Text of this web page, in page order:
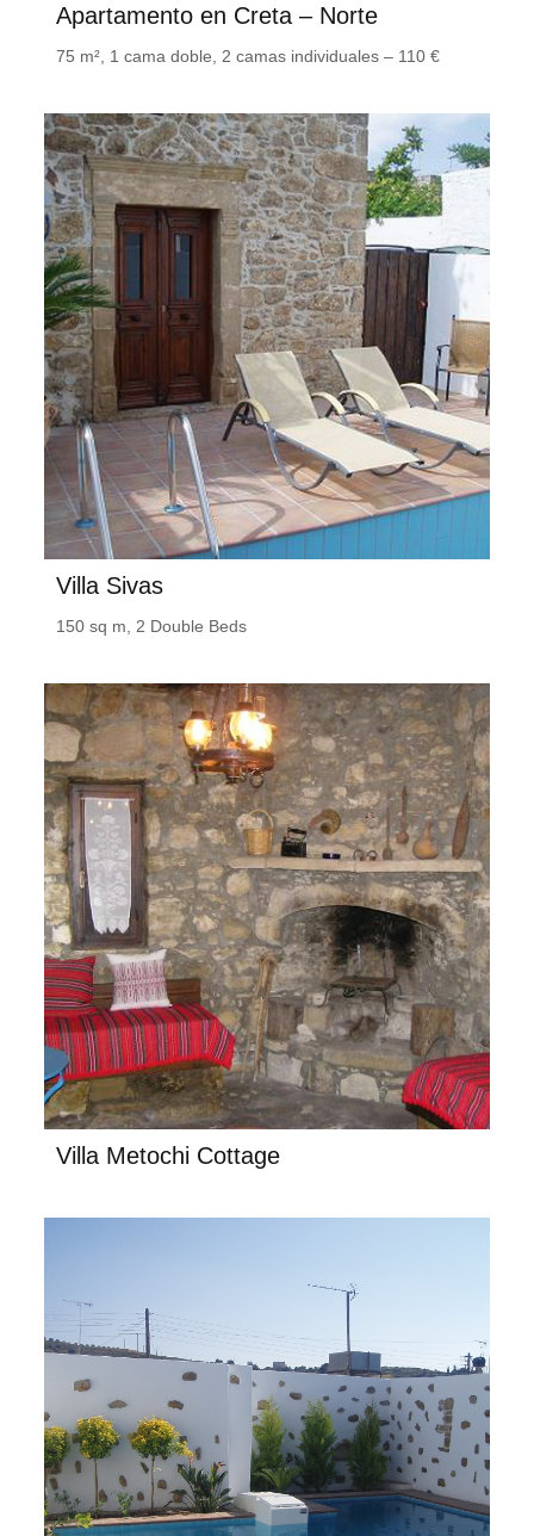
Apartamento en Creta – Norte
75 m², 1 cama doble, 2 camas individuales – 110 €
Villa Sivas
Villa Sivas
150 sq m, 2 Double Beds
Villa Metochi Cottage
Villa Metochi Cottage
Kamilari Villa